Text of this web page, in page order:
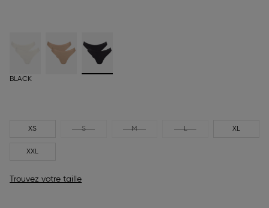
BLACK
XS S M L XL
XXL
Trouvez votre taille